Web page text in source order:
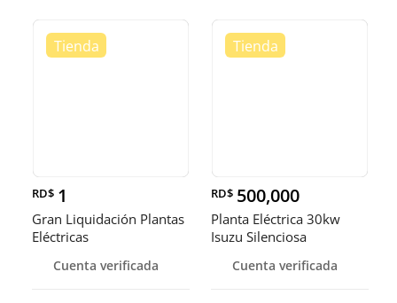
RD$ 1
Gran Liquidación Plantas
Eléctricas
Cuenta verificada
RD$ 500,000
Planta Eléctrica 30kw
Isuzu Silenciosa
Cuenta verificada